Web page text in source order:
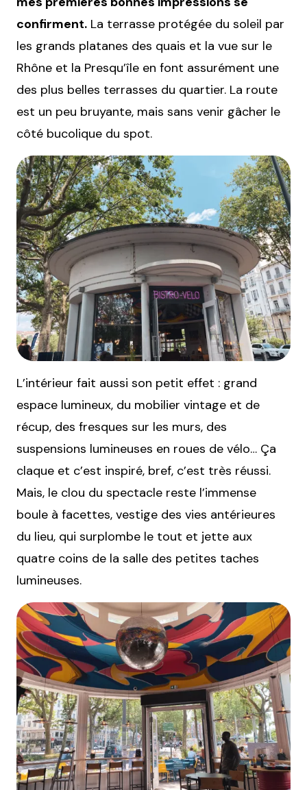
confirment. La terrasse protégée du soleil par
les grands platanes des quais et la vue sur le
Rhône et la Presqu’île en font assurément une
des plus belles terrasses du quartier. La route
est un peu bruyante, mais sans venir gâcher le
côté bucolique du spot.
L’intérieur fait aussi son petit effet : grand
espace lumineux, du mobilier vintage et de
récup, des fresques sur les murs, des
suspensions lumineuses en roues de vélo… Ça
claque et c’est inspiré, bref, c’est très réussi.
Mais, le clou du spectacle reste l’immense
boule à facettes, vestige des vies antérieures
du lieu, qui surplombe le tout et jette aux
quatre coins de la salle des petites taches
lumineuses.